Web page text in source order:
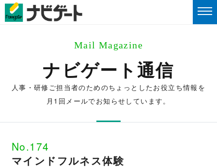
Mail Magazine
ナビゲート通信
人事・研修ご担当者のためのちょっとしたお役立ち情報を
月1回メールでお知らせしています。
No.174
マインドフルネス体験